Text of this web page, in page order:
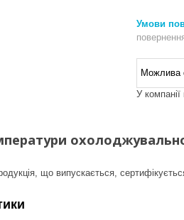
У
що випускається,